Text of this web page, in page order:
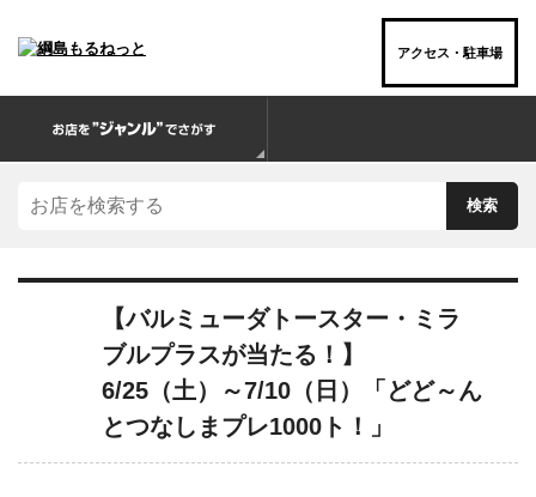
アクセス・駐車場
【バルミューダトースター・ミラ
ブルプラスが当たる！】
6/25（土）～7/10（日）「どど～ん
とつなしまプレ1000ト！」